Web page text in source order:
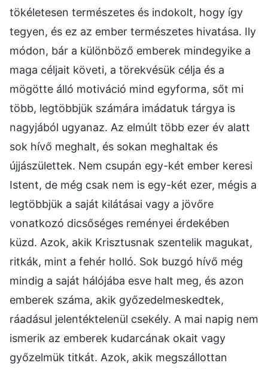
tökéletesen természetes és indokolt, hogy így
tegyen, és ez az ember természetes hivatása. Ily
módon, bár a különböző emberek mindegyike a
maga céljait követi, a törekvésük célja és a
mögötte álló motiváció mind egyforma, sőt mi
több, legtöbbjük számára imádatuk tárgya is
nagyjából ugyanaz. Az elmúlt több ezer év alatt
sok hívő meghalt, és sokan meghaltak és
újjászülettek. Nem csupán egy-két ember keresi
Istent, de még csak nem is egy-két ezer, mégis a
legtöbbjük a saját kilátásai vagy a jövőre
vonatkozó dicsőséges reményei érdekében
küzd. Azok, akik Krisztusnak szentelik magukat,
ritkák, mint a fehér holló. Sok buzgó hívő még
mindig a saját hálójába esve halt meg, és azon
emberek száma, akik győzedelmeskedtek,
ráadásul jelentéktelenül csekély. A mai napig nem
ismerik az emberek kudarcának okait vagy
győzelmük titkát. Azok, akik megszállottan